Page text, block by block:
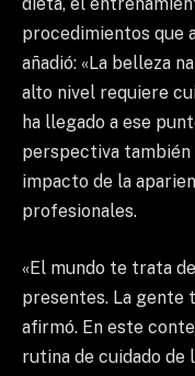
dieta, el
procedimientos que
añadió: «La belleza
alto nivel requiere
ha llegado a ese
perspectiva
impacto de la
profesionales.
«El mundo te trata
presentes. La gente
afirmó. En este
rutina de cuidado de